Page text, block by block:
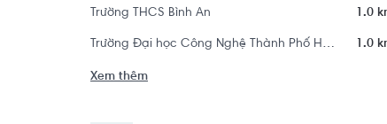
Trường THCS Bình An 1.0
Trường Đại học Công Nghệ Thành Phố Hồ Chí Minh - HUTECH 1.0
Xem thêm